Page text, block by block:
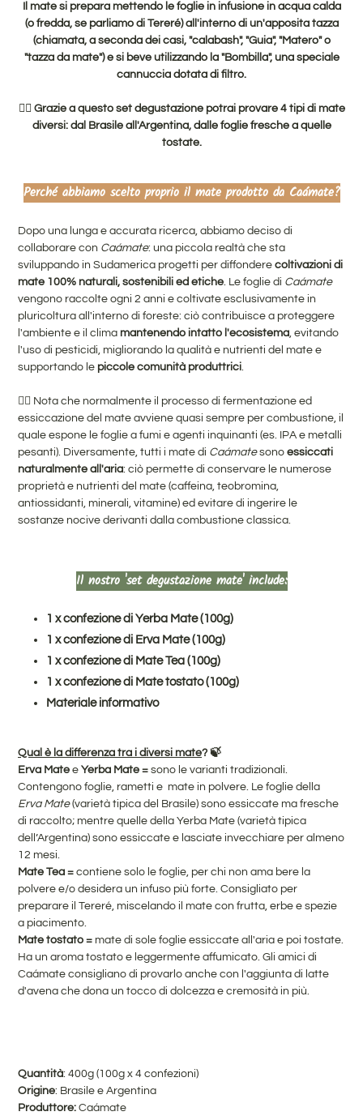
Il mate si prepara mettendo le foglie in infusione in acqua calda
(o fredda, se parliamo di Tereré) all'interno di un'apposita tazza
(chiamata, a seconda dei casi, "calabash", "Guia", "Matero" o
"tazza da mate") e si beve utilizzando la "Bombilla", una speciale
cannuccia dotata di filtro.
👉🏻 Grazie a questo set degustazione potrai provare 4 tipi di mate
diversi: dal Brasile all'Argentina, dalle foglie fresche a quelle
tostate.
Perché abbiamo scelto proprio il mate prodotto da Caámate?
Dopo una lunga e accurata ricerca, abbiamo deciso di
collaborare con Caámate: una piccola realtà che sta
sviluppando in Sudamerica progetti per diffondere coltivazioni di
mate 100% naturali, sostenibili ed etiche . Le foglie di Caámate
vengono raccolte ogni 2 anni e coltivate esclusivamente in
pluricoltura all'interno di foreste: ciò contribuisce a proteggere
l'ambiente e il clima mantenendo intatto l'ecosistema , evitando
l'uso di pesticidi, migliorando la qualità e nutrienti del mate e
supportando le piccole comunità produttrici
👉🏻 Nota che normalmente il processo di fermentazione ed
essiccazione del mate avviene quasi sempre per combustione, il
quale espone le foglie a fumi e agenti inquinanti (es. IPA e metalli
pesanti). Diversamente, tutti i mate di Caámatesono essiccati
naturalmente all'aria: ciò permette di conservare le numerose
proprietà e nutrienti del mate (caffeina, teobromina,
antiossidanti, minerali, vitamine) ed evitare di ingerire le
sostanze nocive derivanti dalla combustione classica.
Il nostro 'set degustazione mate' include:
1 x confezione di Yerba Mate (100g)
1 x confezione di Erva Mate (100g)
1 x confezione di Mate Tea (100g)
1 x confezione di Mate tostato (100g)
Materiale informativo
Qual è la differenza tra i diversi mate? 🍃
Erva Mate e Yerba Mate = sono le varianti tradizionali.
Contengono foglie, rametti e mate in polvere. Le foglie della
Erva Mate(varietà tipica del Brasile) sono essiccate ma fresche
di raccolto; mentre quelle della Yerba Mate (varietà tipica
dell’Argentina) sono essiccate e lasciate invecchiare per almeno
12 mesi.
Mate Tea = contiene solo le foglie, per chi non ama bere la
polvere e/o desidera un infuso più forte. Consigliato per
preparare il Tereré, miscelando il mate con frutta, erbe e spezie
a piacimento.
Mate tostato = mate di sole foglie essiccate all'aria e poi tostate.
Ha un aroma tostato e leggermente affumicato. Gli amici di
Caámate consigliano di provarlo anche con l'aggiunta di latte
d'avena che dona un tocco di dolcezza e cremosità in più.
Quantità: 400g (100g x 4 confezioni)
Origine: Brasile e Argentina
Produttore: Caámate